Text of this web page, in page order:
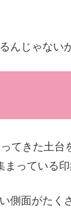
んじゃない
てきた土台
っている印
側面がたく